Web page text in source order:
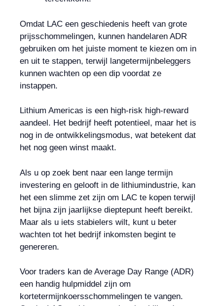
Omdat LAC een geschiedenis heeft van grote
prijsschommelingen, kunnen handelaren ADR
gebruiken om het juiste moment te kiezen om in
en uit te stappen, terwijl langetermijnbeleggers
kunnen wachten op een dip voordat ze
instappen.
Lithium Americas is een high-risk high-reward
aandeel. Het bedrijf heeft potentieel, maar het is
nog in de ontwikkelingsmodus, wat betekent dat
het nog geen winst maakt.
Als u op zoek bent naar een lange termijn
investering en gelooft in de lithiumindustrie, kan
het een slimme zet zijn om LAC te kopen terwijl
het bijna zijn jaarlijkse dieptepunt heeft bereikt.
Maar als u iets stabielers wilt, kunt u beter
wachten tot het bedrijf inkomsten begint te
genereren.
Voor traders kan de Average Day Range (ADR)
een handig hulpmiddel zijn om
kortetermijnkoersschommelingen te vangen.